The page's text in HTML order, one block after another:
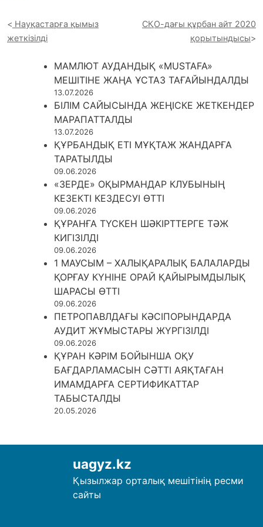
Науқастарға қымыз
жеткізілді
СҚО-дағы құрбан айт 2020
қорытындысы
МАМЛЮТ АУДАНДЫҚ «MUSTAFA»
МЕШІТІНЕ ЖАҢА ҰСТАЗ ТАҒАЙЫНДАЛДЫ
13.07.2026
БІЛІМ САЙЫСЫНДА ЖЕҢІСКЕ ЖЕТКЕНДЕР
МАРАПАТТАЛДЫ
13.07.2026
ҚҰРБАНДЫҚ ЕТІ МҰҚТАЖ ЖАНДАРҒА
ТАРАТЫЛДЫ
09.06.2026
«ЗЕРДЕ» ОҚЫРМАНДАР КЛУБЫНЫҢ
КЕЗЕКТІ КЕЗДЕСУІ ӨТТІ
09.06.2026
ҚҰРАНҒА ТҮСКЕН ШӘКІРТТЕРГЕ ТӘЖ
КИГІЗІЛДІ
09.06.2026
1 МАУСЫМ – ХАЛЫҚАРАЛЫҚ БАЛАЛАРДЫ
ҚОРҒАУ КҮНІНЕ ОРАЙ ҚАЙЫРЫМДЫЛЫҚ
ШАРАСЫ ӨТТІ
09.06.2026
ПЕТРОПАВЛДАҒЫ КӘСІПОРЫНДАРДА
АУДИТ ЖҰМЫСТАРЫ ЖҮРГІЗІЛДІ
09.06.2026
ҚҰРАН КӘРІМ БОЙЫНША ОҚУ
БАҒДАРЛАМАСЫН СӘТТІ АЯҚТАҒАН
ИМАМДАРҒА СЕРТИФИКАТТАР
ТАБЫСТАЛДЫ
20.05.2026
uagyz.kz
Қызылжар орталық мешітінің ресми
сайты